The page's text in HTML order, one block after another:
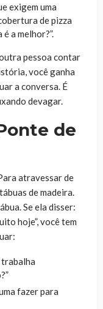
exigem uma
de pizza
a melhor?”.
pessoa contar
você ganha
a conversa. É
devagar.
de
atravessar de
de madeira.
Se ela disser:
hoje”, você tem
trabalha
fazer para